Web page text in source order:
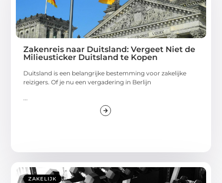
Zakenreis naar Duitsland: Vergeet Niet de
Milieusticker Duitsland te Kopen
Duitsland is een belangrijke bestemming voor zakelijke
reizigers. Of je nu een vergadering in Berlijn
...
ZAKELIJK